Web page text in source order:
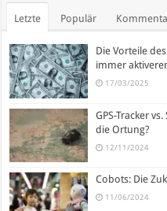
Letzte Populär
Die Vorteile
immer
17/03/2025
GPS-Tracker
die Ortung?
12/11/2024
Cobots: Die
11/06/2024